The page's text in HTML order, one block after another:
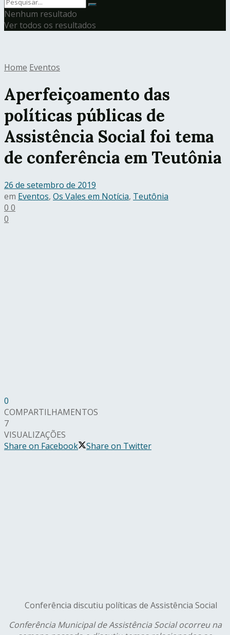
Nenhum resultado
Ver todos os resultados
Home Eventos
Aperfeiçoamento das
políticas públicas de
Assistência Social foi tema
de conferência em Teutônia
26 de setembro de 2019
em Eventos, Os Vales em Notícia, Teutônia
0 0
0
0
COMPARTILHAMENTOS
7
VISUALIZAÇÕES
Share on Facebook
Share on Twitter
Conferência discutiu políticas de Assistência Social
Conferência Municipal de Assistência Social ocorreu na